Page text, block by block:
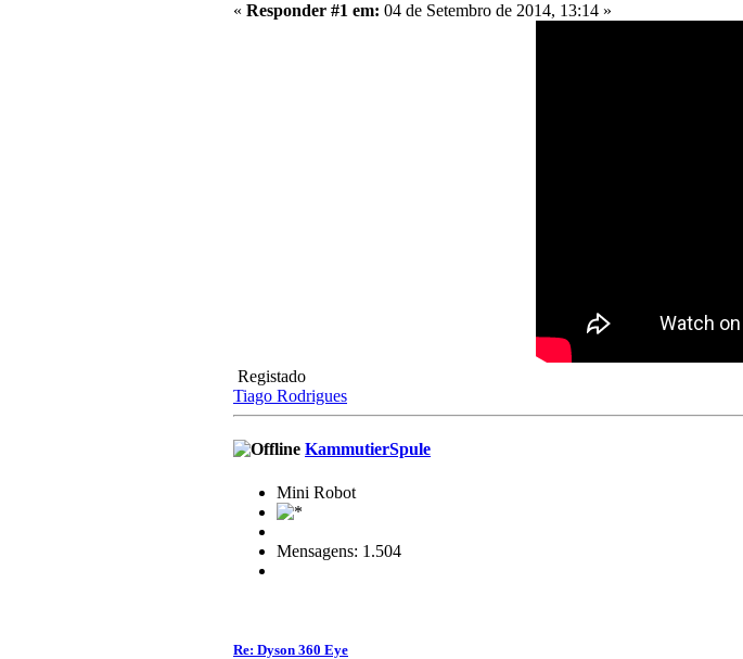
« Responder #1 em: 04 de Setembro de 2014, 13:14 »
Registado
Tiago Rodrigues
KammutierSpule
Mini Robot
Mensagens: 1.504
Re: Dyson 360 Eye